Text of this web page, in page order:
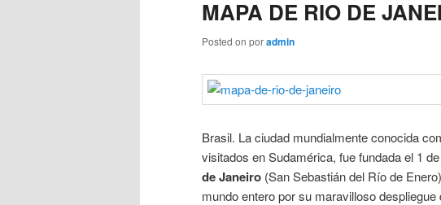
MAPA DE RIO DE
Posted on poradmin
Brasil. La ciudad mundialmente conocida
visitados en Sudamérica, fue fundada el 1
de Janeiro (San Sebastián del Río de
mundo entero por su maravilloso